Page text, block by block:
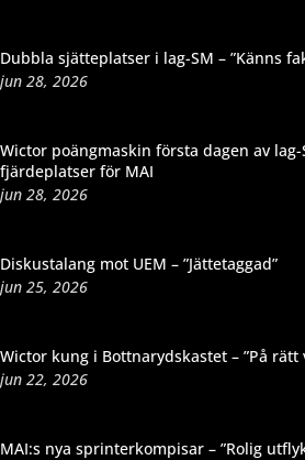
Dubbla sjätteplatser i lag-SM – ”Känns
jun 28, 2026
Wictor poängmaskin första dagen av
fjärdeplatser för MAI
jun 28, 2026
Diskustalang mot UEM – ”Jättetaggad”
jun 25, 2026
Wictor kung i Bottnarydskastet – ”På rätt
jun 22, 2026
MAI:s nya sprinterkompisar – ”Rolig